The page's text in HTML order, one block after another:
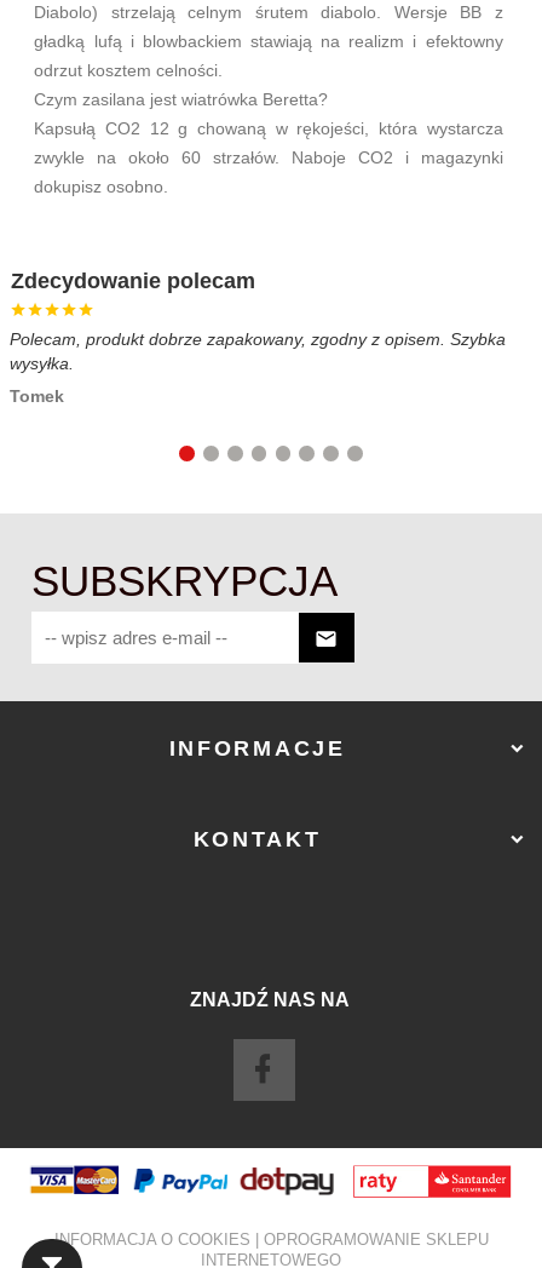
Diabolo) strzelają celnym śrutem diabolo. Wersje BB z
gładką lufą i blowbackiem stawiają na realizm i efektowny
odrzut kosztem celności.
Czym zasilana jest wiatrówka Beretta?
Kapsułą CO2 12 g chowaną w rękojeści, która wystarcza
zwykle na około 60 strzałów. Naboje CO2 i magazynki
dokupisz osobno.
Zdecydowanie polecam
Polecam, produkt dobrze zapakowany, zgodny z opisem. Szybka
wysyłka.
Tomek
SUBSKRYPCJA
INFORMACJE
KONTAKT
sklep@ostry-sklep.pl
ZNAJDŹ NAS NA
INFORMACJA O COOKIES
OPROGRAMOWANIE SKLEPU
INTERNETOWEGO